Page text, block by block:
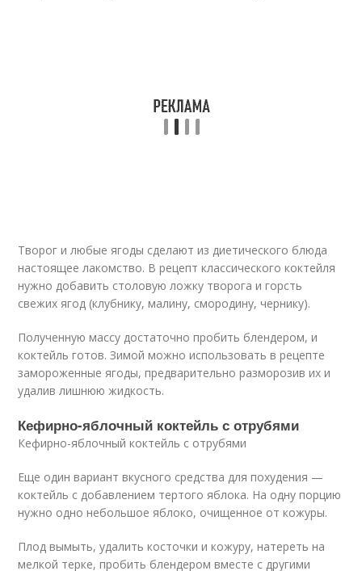
Творог и любые ягоды сделают из диетического блюда
настоящее лакомство. В рецепт классического коктейля
нужно добавить столовую ложку творога и горсть
свежих ягод (клубнику, малину, смородину, чернику).
Полученную массу достаточно пробить блендером, и
коктейль готов. Зимой можно использовать в рецепте
замороженные ягоды, предварительно разморозив их и
удалив лишнюю жидкость.
Кефирно-яблочный коктейль с отрубями
Кефирно-яблочный коктейль с отрубями
Еще один вариант вкусного средства для похудения —
коктейль с добавлением тертого яблока. На одну порцию
нужно одно небольшое яблоко, очищенное от кожуры.
Плод вымыть, удалить косточки и кожуру, натереть на
мелкой терке, пробить блендером вместе с другими